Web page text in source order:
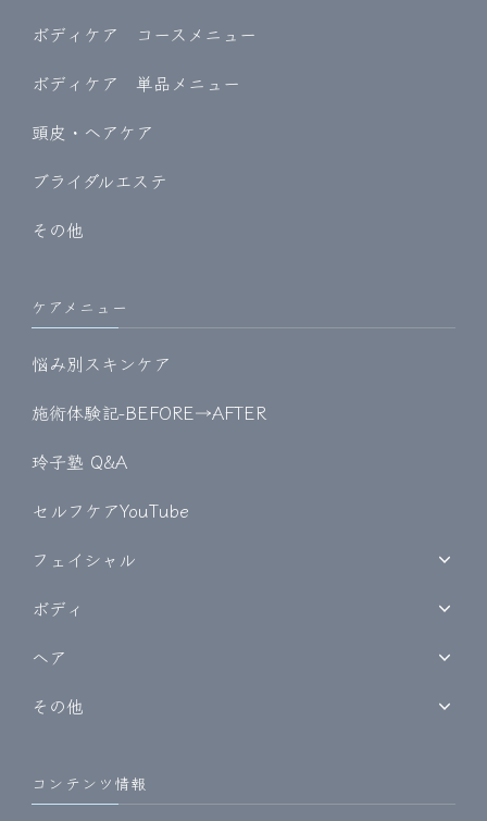
ボディケア コースメニュー
ボディケア 単品メニュー
頭皮・ヘアケア
ブライダルエステ
その他
ケアメニュー
悩み別スキンケア
施術体験記-BEFORE→AFTER
玲子塾 Q&A
セルフケアYouTube
フェイシャル
ボディ
ヘア
その他
コンテンツ情報